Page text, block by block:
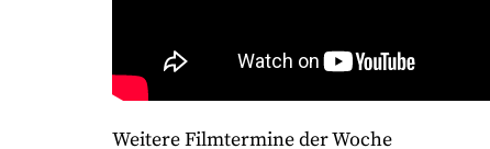
Weitere Filmtermine der Woche